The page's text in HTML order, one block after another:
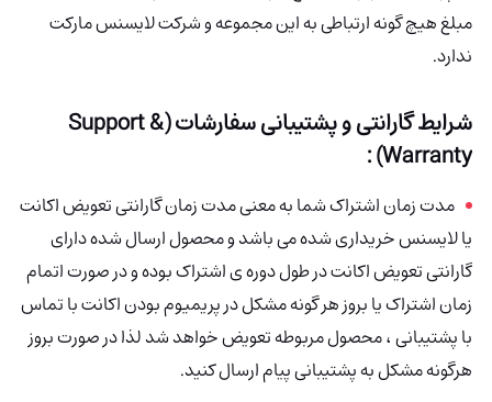
مبلغ هیچ گونه ارتباطی به این مجموعه و شرکت لایسنس مارکت
ندارد.
شرایط گارانتی و پشتیبانی سفارشات (Support &
Warranty) :
مدت زمان اشتراک شما به معنی مدت زمان گارانتی تعویض اکانت
یا لایسنسخریداری شده می باشد و محصول ارسال شده دارای
گارانتی تعویض اکانت در طول دوره ی اشتراک بوده و در صورت اتمام
زمان اشتراک یا بروز هر گونه مشکل در پریمیوم بودن اکانت با تماس
با پشتیبانی ، محصول مربوطه تعویض خواهد شد لذا در صورت بروز
هرگونه مشکل به پشتیبانی پیام ارسال کنید.